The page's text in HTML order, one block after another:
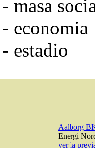
Aalborg
Energi
ver la